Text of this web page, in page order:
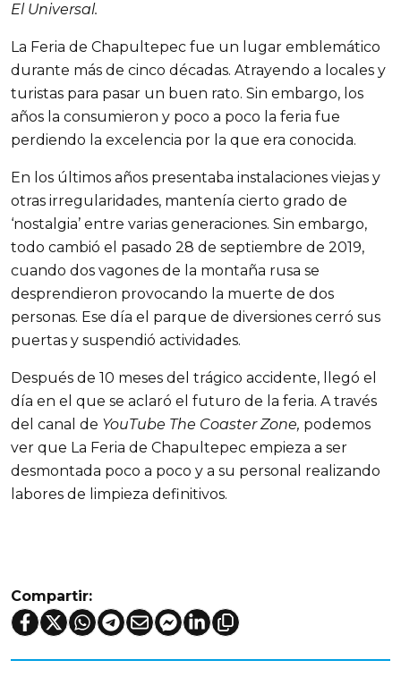
El Universal.
La Feria de Chapultepec fue un lugar emblemático
durante más de cinco décadas. Atrayendo a locales y
turistas para pasar un buen rato. Sin embargo, los
años la consumieron y poco a poco la feria fue
perdiendo la excelencia por la que era conocida.
En los últimos años presentaba instalaciones viejas y
otras irregularidades, mantenía cierto grado de
‘nostalgia’ entre varias generaciones. Sin embargo,
todo cambió el pasado 28 de septiembre de 2019,
cuando dos vagones de la montaña rusa se
desprendieron provocando la muerte de dos
personas. Ese día el parque de diversiones cerró sus
puertas y suspendió actividades.
Después de 10 meses del trágico accidente, llegó el
día en el que se aclaró el futuro de la feria. A través
del canal de YouTube The Coaster Zone, podemos
ver que La Feria de Chapultepec empieza a ser
desmontada poco a poco y a su personal realizando
labores de limpieza definitivos.
Compartir: